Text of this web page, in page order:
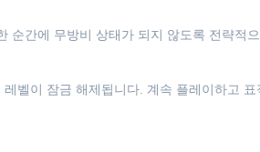
순간에 무방비 상태가 되지 않도록 전략적
벨이 잠금 해제됩니다. 계속 플레이하고